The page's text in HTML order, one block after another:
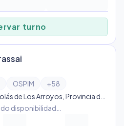
turno
OSPIM +58
disponibilidad…